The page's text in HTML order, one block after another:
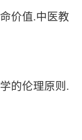
价值.中医教
的伦理原则.